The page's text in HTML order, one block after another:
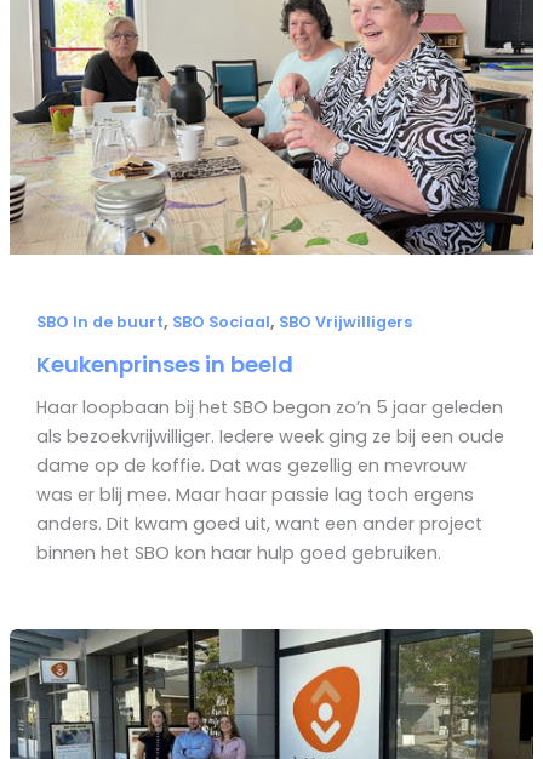
SBO In de buurt, SBO Sociaal, SBO Vrijwilligers
Keukenprinses in beeld
Haar loopbaan bij het SBO begon zo’n 5 jaar geleden
als bezoekvrijwilliger. Iedere week ging ze bij een oude
dame op de koffie. Dat was gezellig en mevrouw
was er blij mee. Maar haar passie lag toch ergens
anders. Dit kwam goed uit, want een ander project
binnen het SBO kon haar hulp goed gebruiken.